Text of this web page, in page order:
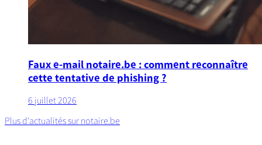
Faux e-mail notaire.be : comment reconnaître
cette tentative de phishing ?
6 juillet 2026
Plus d'actualités sur notaire.be